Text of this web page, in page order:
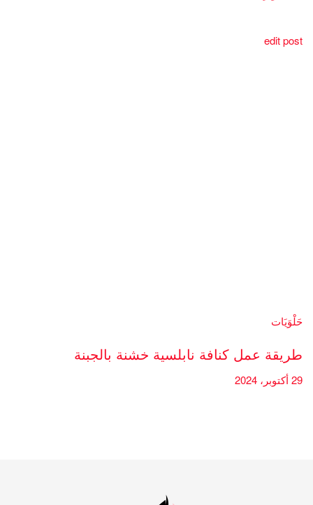
edit post
حَلْوَيَات
طريقة عمل كنافة نابلسية خشنة بالجبنة
29 أكتوبر، 2024